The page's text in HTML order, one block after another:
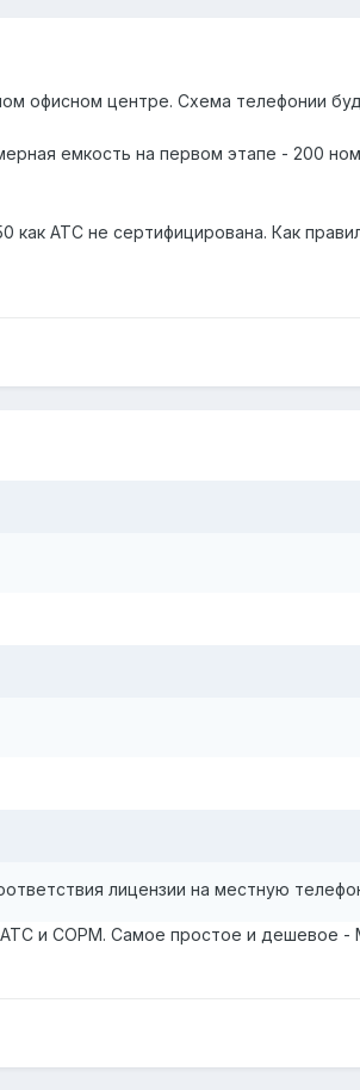
офисном центре. Схема телефонии
емкость на первом этапе - 200
как АТС не сертифицирована. Как
лицензии на местную
и СОРМ. Самое простое и дешевое -